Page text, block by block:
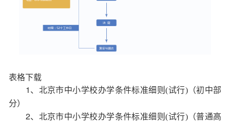
表格下载
1、
北京市中小学校办学条件标准细则(试行)（初中部
分）
2、
北京市中小学校办学条件标准细则(试行)（普通高